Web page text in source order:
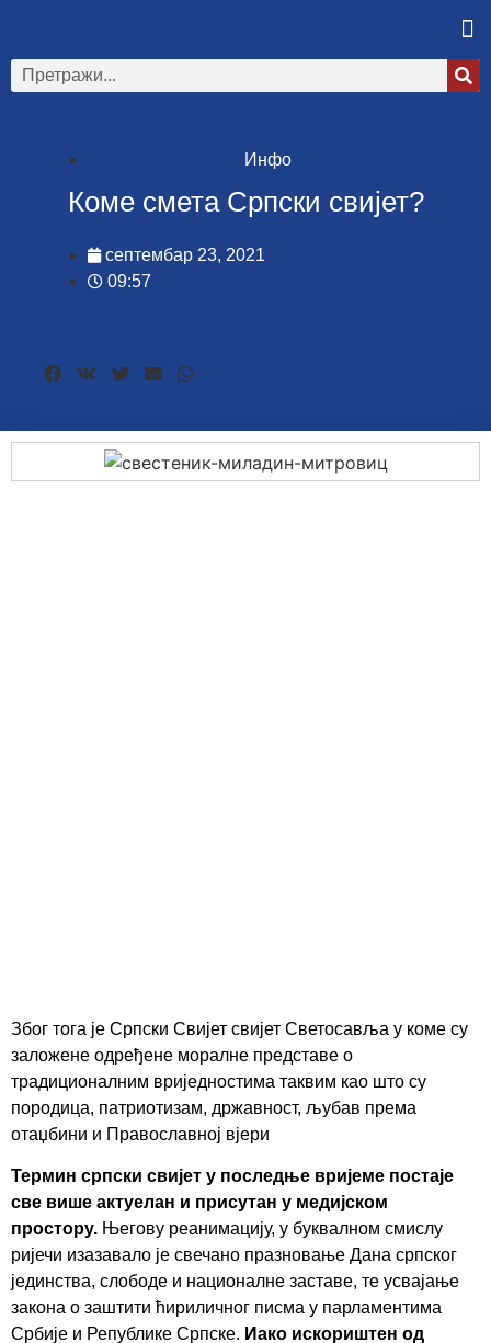
Инфо
Коме смета Српски свијет?
септембар 23, 2021
09:57
Због тога је Српски Свијет свијет Светосавља у коме су
заложене одређене моралне представе о
традиционалним вриједностима таквим као што су
породица, патриотизам, државност, љубав према
отаџбини и Православној вјери
Термин српски свијет у последње вријеме постаје
све више актуелан и присутан у медијском
простору. Његову реанимацију, у буквалном смислу
ријечи изазавало је свечано празновање Дана српског
јединства, слободе и националне заставе, те усвајање
закона о заштити ћириличног писма у парламентима
Србије и Републике Српске. Иако искориштен од